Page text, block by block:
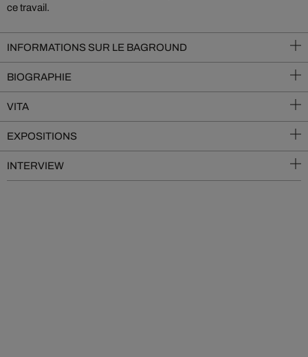
ce travail.
INFORMATIONS SUR LE BAGROUND
BIOGRAPHIE
VITA
EXPOSITIONS
INTERVIEW